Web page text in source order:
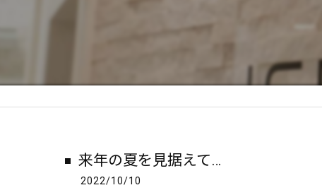
来年の夏を見据えて…
2022/10/10